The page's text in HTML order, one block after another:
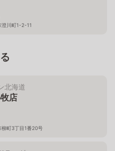
澄川町1-2-11
北海道
店
柳町3丁目1番20号